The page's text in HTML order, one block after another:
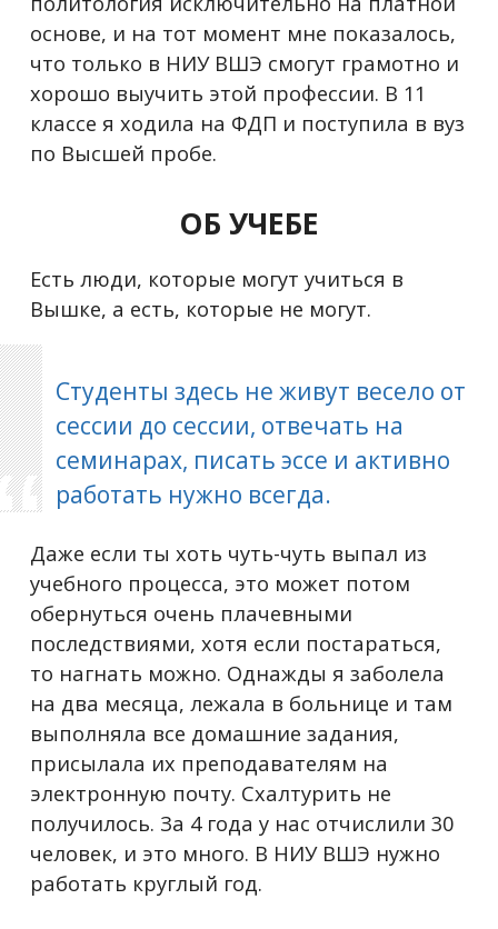
основе, и на тот момент мне показалось,
что только в НИУ ВШЭ смогут грамотно и
хорошо выучить этой профессии. В 11
классе я ходила на ФДП и поступила в вуз
по Высшей пробе.
ОБ УЧЕБЕ
Есть люди, которые могут учиться в
Вышке, а есть, которые не могут.
Студенты здесь не живут весело от
сессии до сессии, отвечать на
семинарах, писать эссе и активно
работать нужно всегда.
Даже если ты хоть чуть-чуть выпал из
учебного процесса, это может потом
обернуться очень плачевными
последствиями, хотя если постараться,
то нагнать можно. Однажды я заболела
на два месяца, лежала в больнице и там
выполняла все домашние задания,
присылала их преподавателям на
электронную почту. Схалтурить не
получилось. За 4 года у нас отчислили 30
человек, и это много. В НИУ ВШЭ нужно
работать круглый год.